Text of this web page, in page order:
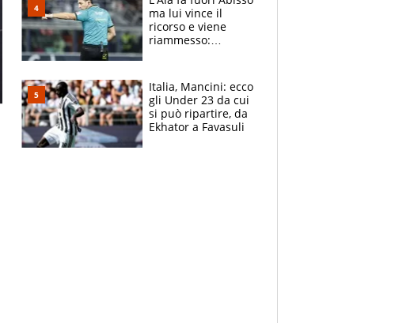
ma lui vince il
ricorso e viene
riammesso:
Italia, Mancini: ecco
gli Under 23 da cui
si può ripartire, da
Ekhator a Favasuli